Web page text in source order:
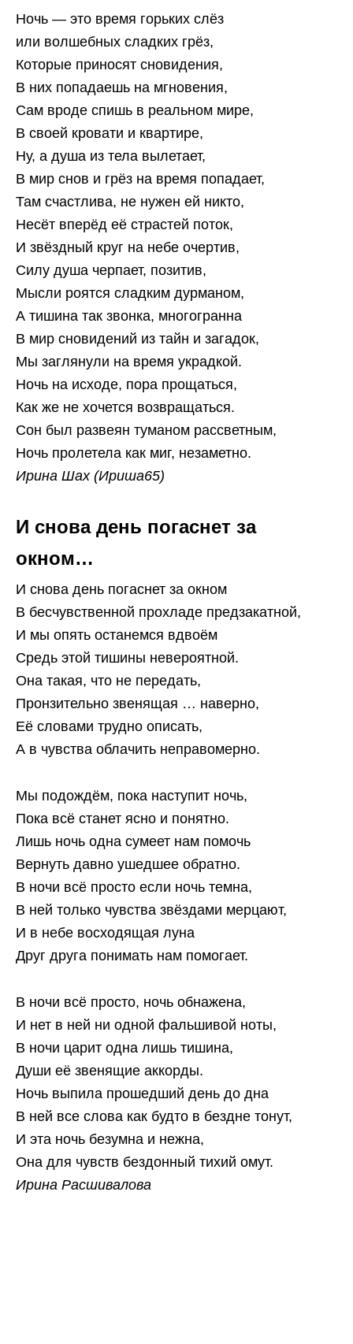
Ночь — это время горьких слёз
или волшебных сладких грёз,
Которые приносят сновидения,
В них попадаешь на мгновения,
Сам вроде спишь в реальном мире,
В своей кровати и квартире,
Ну, а душа из тела вылетает,
В мир снов и грёз на время попадает,
Там счастлива, не нужен ей никто,
Несёт вперёд её страстей поток,
И звёздный круг на небе очертив,
Силу душа черпает, позитив,
Мысли роятся сладким дурманом,
А тишина так звонка, многогранна
В мир сновидений из тайн и загадок,
Мы заглянули на время украдкой.
Ночь на исходе, пора прощаться,
Как же не хочется возвращаться.
Сон был развеян туманом рассветным,
Ночь пролетела как миг, незаметно.
Ирина Шах (Ириша65)
И снова день погаснет за
окном…
И снова день погаснет за окном
В бесчувственной прохладе предзакатной,
И мы опять останемся вдвоём
Средь этой тишины невероятной.
Она такая, что не передать,
Пронзительно звенящая … наверно,
Её словами трудно описать,
А в чувства облачить неправомерно.
Мы подождём, пока наступит ночь,
Пока всё станет ясно и понятно.
Лишь ночь одна сумеет нам помочь
Вернуть давно ушедшее обратно.
В ночи всё просто если ночь темна,
В ней только чувства звёздами мерцают,
И в небе восходящая луна
Друг друга понимать нам помогает.
В ночи всё просто, ночь обнажена,
И нет в ней ни одной фальшивой ноты,
В ночи царит одна лишь тишина,
Души её звенящие аккорды.
Ночь выпила прошедший день до дна
В ней все слова как будто в бездне тонут,
И эта ночь безумна и нежна,
Она для чувств бездонный тихий омут.
Ирина Расшивалова